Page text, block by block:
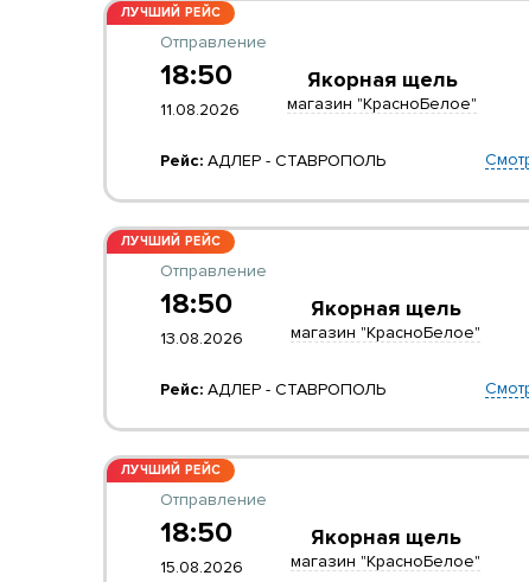
ЛУЧШИЙ РЕЙС
Отправление
18:50
11.08.2026
Якорная щель
магазин "КрасноБелое"
Рейс: АДЛЕР - СТАВРОПОЛЬ
ЛУЧШИЙ РЕЙС
Отправление
18:50
13.08.2026
Якорная щель
магазин "КрасноБелое"
Рейс: АДЛЕР - СТАВРОПОЛЬ
ЛУЧШИЙ РЕЙС
Отправление
18:50
15.08.2026
Якорная щель
магазин "КрасноБелое"